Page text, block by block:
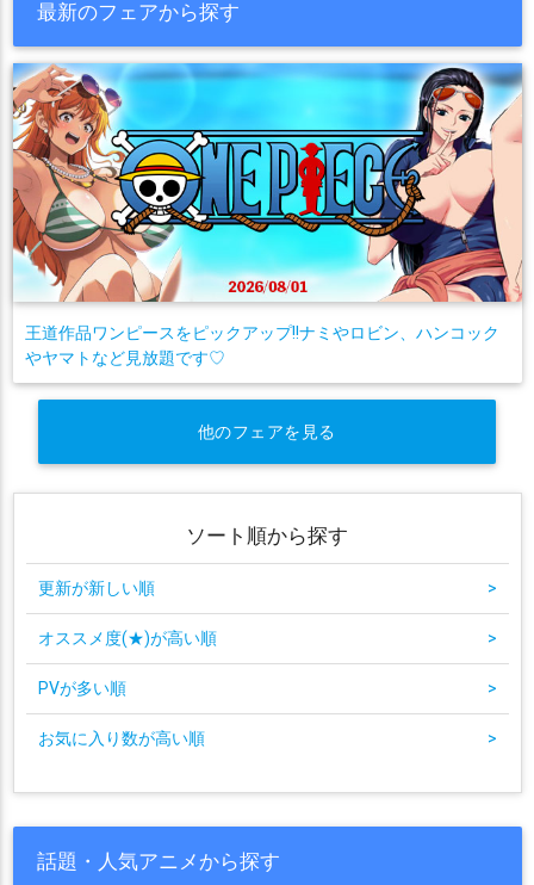
最新のフェアから探す
王道作品ワンピースをピックアップ!!ナミやロビン、ハンコック
やヤマトなど見放題です♡
他のフェアを見る
ソート順から探す
更新が新しい順 >
オススメ度(★)が高い順 >
PVが多い順 >
お気に入り数が高い順 >
話題・人気アニメから探す